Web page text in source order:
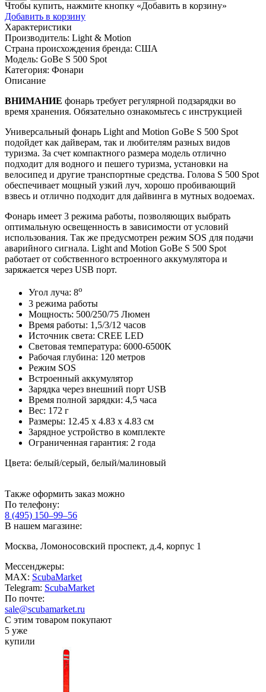
Чтобы купить, нажмите кнопку «Добавить в корзину»
Добавить в корзину
Характеристики
Производитель: Light & Motion
Страна происхождения бренда: США
Модель: GoBe S 500 Spot
Категория: Фонари
Описание
ВНИМАНИЕ фонарь требует регулярной подзарядки во
время хранения. Обязательно ознакомьтесь с инструкцией
Универсальный фонарь Light and Motion GoBe S 500 Spot
подойдет как дайверам, так и любителям разных видов
туризма. За счет компактного размера модель отлично
подходит для водного и пешего туризма, установки на
велосипед и другие транспортные средства. Голова S 500 Spot
обеспечивает мощный узкий луч, хорошо пробивающий
взвесь и отлично подходит для дайвинга в мутных водоемах.
Фонарь имеет 3 режима работы, позволяющих выбрать
оптимальную освещенность в зависимости от условий
использования. Так же предусмотрен режим SOS для подачи
аварийного сигнала. Light and Motion GoBe S 500 Spot
работает от собственного встроенного аккумулятора и
заряжается через USB порт.
Угол луча: 8о
3 режима работы
Мощность: 500/250/75 Люмен
Время работы: 1,5/3/12 часов
Источник света: CREE LED
Световая температура: 6000-6500K
Рабочая глубина: 120 метров
Режим SOS
Встроенный аккумулятор
Зарядка через внешний порт USB
Время полной зарядки: 4,5 часа
Вес: 172 г
Размеры: 12.45 x 4.83 x 4.83 см
Зарядное устройство в комплекте
Ограниченная гарантия: 2 года
Цвета: белый/серый, белый/малиновый
Также оформить заказ можно
По телефону:
8 (495) 150–99–56
В нашем магазине:
Москва, Ломоносовский проспект, д.4, корпус 1
Мессенджеры:
MAX: ScubaMarket
Telegram: ScubaMarket
По почте:
sale@scubamarket.ru
С этим товаром покупают
5 уже
купили